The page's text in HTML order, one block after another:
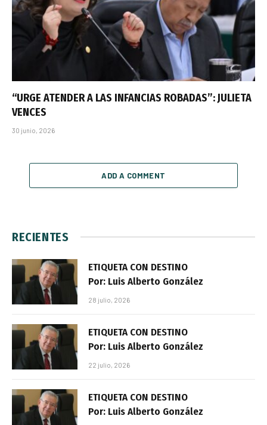
“URGE ATENDER A LAS INFANCIAS ROBADAS”: JULIETA
VENCES
30 junio, 2026
ADD A COMMENT
RECIENTES
ETIQUETA CON DESTINO
Por: Luis Alberto González
28 julio, 2026
ETIQUETA CON DESTINO
Por: Luis Alberto González
22 julio, 2026
ETIQUETA CON DESTINO
Por: Luis Alberto González